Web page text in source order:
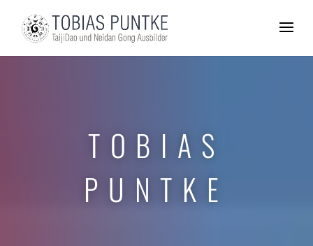
TOBIAS
PUNTKE